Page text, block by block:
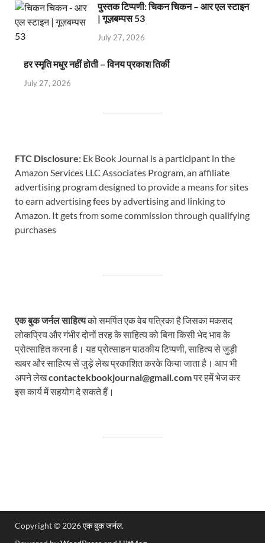
पुस्तक टिप्पणी: चिकन चिकन – आर एल स्टाइन
| गूज़बम्पस 53
July 27, 2026
हर स्मृति मधुर नहीं होती – विनय प्रकाश तिर्की
July 27, 2026
FTC Disclosure: Ek Book Journal is a participant in the
Amazon Services LLC Associates Program, an affiliate
advertising program designed to provide a means for sites
to earn advertising fees by advertising and linking to
Amazon. It gets from some commission through qualifying
purchases
एक बुक जर्नल साहित्यको समर्पित एक वेब पत्रिका है जिसका मकसद
लोकप्रिय और गंभीर दोनों तरह के साहित्य को बिना किसी भेद भाव के
प्रोत्साहित करना है। यह प्रोत्साहन पाठकीय टिप्पणी, साहित्य से जुड़ी
खबर और साहित्य से जुड़े लेख प्रकाशित करके किया जाता है। आप भी
अपने लेखcontactekbookjournal@gmail.comपर हमें भेज कर
इस कार्य में सहयोग दे सकते हैं।
Copyright © 2026एक बुक जर्नल.